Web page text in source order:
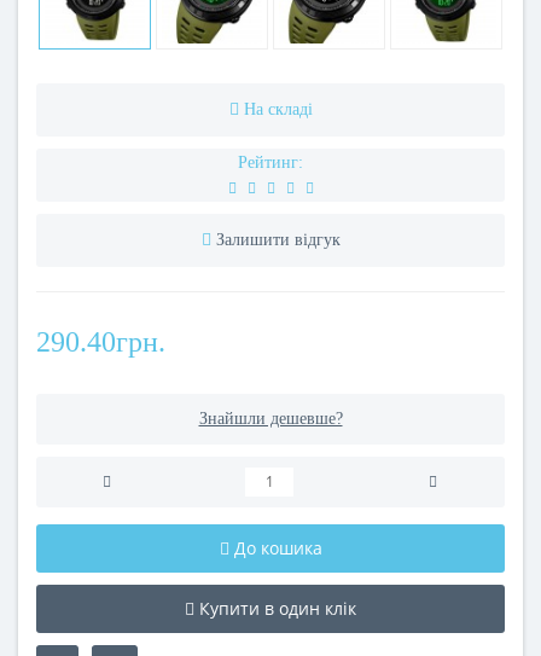
На складі
Рейтинг:
Залишити відгук
290.40грн.
Знайшли дешевше?
До кошика
Купити в один клік